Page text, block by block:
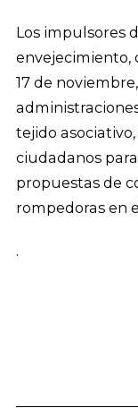
Los impulsores
envejecimiento,
17 de
tejido
ciudadanos
propuestas de
rompedoras en
.